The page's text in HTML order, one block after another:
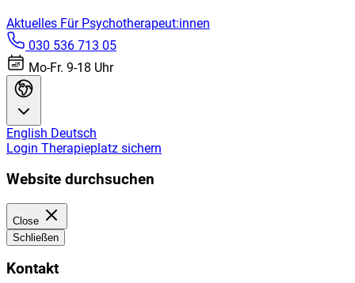
Aktuelles Für Psychotherapeut:innen
030 536 713 05
Mo-Fr. 9-18 Uhr
English Deutsch
Login Therapieplatz sichern
Website durchsuchen
Close
Schließen
Kontakt